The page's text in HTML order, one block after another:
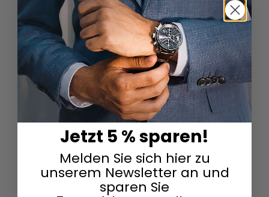
Schweizer Uhren
Damen
Herren
Skelettuhren
Damen
Herren
Smartwatches
Damen
Herren
Solaruhren
Herren
Damen
Sportuhren
Damen
Herren
Swarovski & Edelsteine
Damen
Herren
Jetzt 5 % sparen!
Melden Sie sich hier zu
unserem Newsletter an und
sparen Sie